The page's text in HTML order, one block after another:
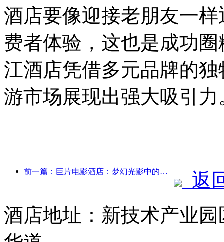
酒店要像迎接老朋友一
费者体验，这也是成功
江酒店凭借多元品牌的
游市场展现出强大吸引力
前一篇：巨片电影酒店：梦幻光影中的静谧之旅
返
酒店地址：新技术产业